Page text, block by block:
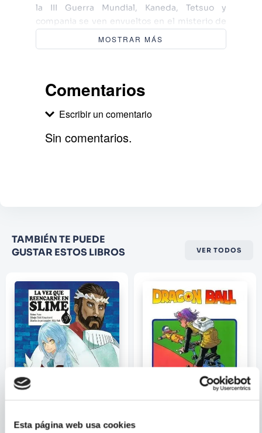
Esta página web usa cookies
la III Guerra Mundial, Kaneda, Tetsuo y
compania se ven envueltos en el misterio de
Akira, un extrano ser que en realidad es un
proyecto cientifico sec Segundo tomo de la
obra maestra que no puede faltar en la
entre otras c En un caotico Neo-Tokio recien
Mundial, Kaneda, Tetsuo y compania se ven
MOSTRAR MÁS
Comentarios
Escribir un comentario
Califique el producto de 1 a 5
estrellas
Su nombre
Correo electrónico
Sin comentarios.
TAMBIÉN TE PUEDE
GUSTAR ESTOS LIBROS
VER TODOS